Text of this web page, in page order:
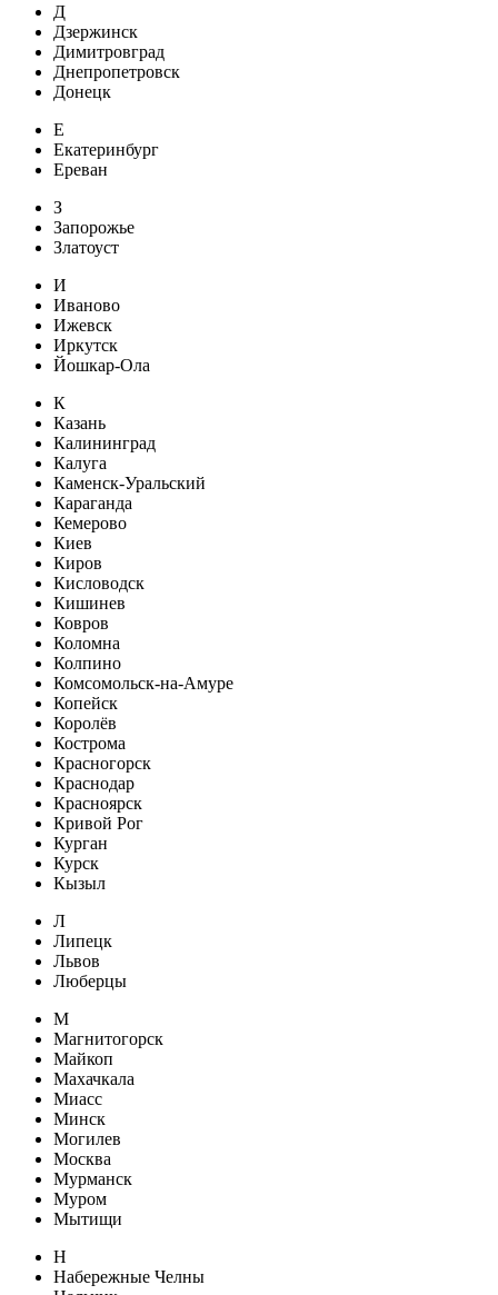
Д
Дзержинск
Димитровград
Днепропетровск
Донецк
Е
Екатеринбург
Ереван
З
Запорожье
Златоуст
И
Иваново
Ижевск
Иркутск
Йошкар-Ола
К
Казань
Калининград
Калуга
Каменск-Уральский
Караганда
Кемерово
Киев
Киров
Кисловодск
Кишинев
Ковров
Коломна
Колпино
Комсомольск-на-Амуре
Копейск
Королёв
Кострома
Красногорск
Краснодар
Красноярск
Кривой Рог
Курган
Курск
Кызыл
Л
Липецк
Львов
Люберцы
М
Магнитогорск
Майкоп
Махачкала
Миасс
Минск
Могилев
Москва
Мурманск
Муром
Мытищи
Н
Набережные Челны